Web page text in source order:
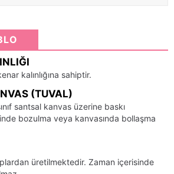
kalınlığına sahiptir.
(TUVAL)
santsal kanvas üzerine baskı
bozulma veya kanvasında bollaşma
üretilmektedir. Zaman içerisinde